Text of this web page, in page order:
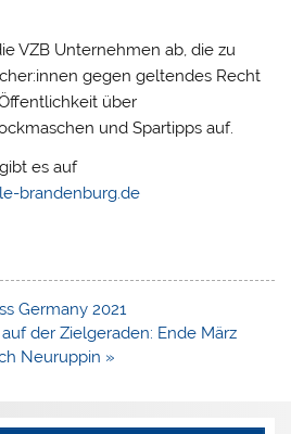
VZB Unternehmen ab, die zu
gegen geltendes Recht
über
und Spartipps auf.
es auf
brandenburg.de
Germany 2021
der Zielgeraden: Ende März
Neuruppin »